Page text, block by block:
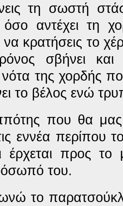
τη σωστή
όσο αντέχει τη
κρατήσεις το
σβήνει
της χορδής
το βέλος ενώ
που θα μας
εννέα περίπου
έρχεται προς
του.
το